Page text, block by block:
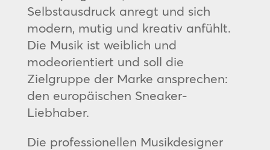
Selbstausdruck anregt und sich
modern, mutig und kreativ anfühlt.
Die Musik ist weiblich und
modeorientiert und soll die
Zielgruppe der Marke ansprechen:
den europäischen Sneaker-
Liebhaber.
Die professionellen Musikdesigner